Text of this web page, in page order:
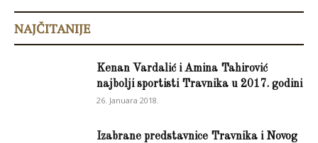
NAJČITANIJE
Kenan Vardalić i Amina Tahirović
najbolji sportisti Travnika u 2017. godini
26. Januara 2018.
Izabrane predstavnice Travnika i Novog